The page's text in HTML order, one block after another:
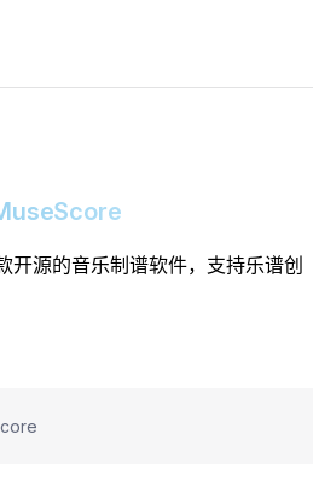
开源的音乐制谱软件，支持乐谱创